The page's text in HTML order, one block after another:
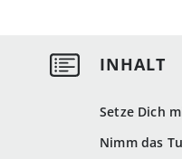
Setze Dich
Nimm das